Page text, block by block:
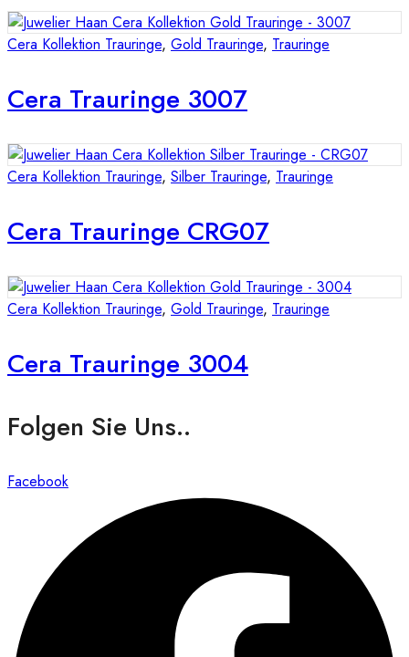
Cera Kollektion Trauringe, Gold Trauringe, Trauringe
Cera Trauringe 3007
Cera Kollektion Trauringe, Silber Trauringe, Trauringe
Cera Trauringe CRG07
Cera Kollektion Trauringe, Gold Trauringe, Trauringe
Cera Trauringe 3004
Folgen Sie Uns..
Facebook